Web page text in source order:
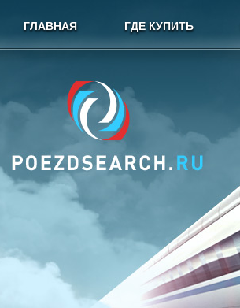
ГЛАВНАЯ ГДЕ КУПИТЬ